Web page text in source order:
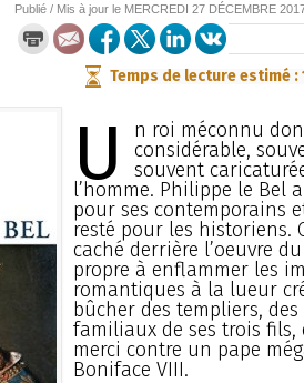
Publié / Mis à jour le MERCREDI 27 DÉCEMBRE
Temps de lecture estimé :
U
n roi méconnu
considérable,
souvent
l’homme. Philippe le Bel
pour ses contemporains
resté pour les historiens.
caché derrière l’oeuvre
propre à enflammer les
romantiques à la lueur
bûcher des templiers,
familiaux de ses trois
merci contre un pape
Boniface VIII.